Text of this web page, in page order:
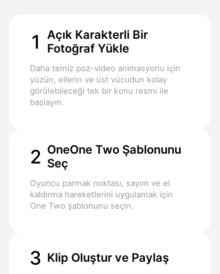
1
Açık Karakterli Bir
Fotoğraf Yükle
Daha temiz poz-video animasyonu için
yüzün, ellerin ve üst vücudun kolay
görülebileceği tek bir konu resmi ile
başlayın.
2 OneOne Two Şablonunu
Seç
Oyuncu parmak noktası, sayım ve el
kaldırma hareketlerini uygulamak için
One Two şablonunu seçin.
3 Klip Oluştur ve Paylaş